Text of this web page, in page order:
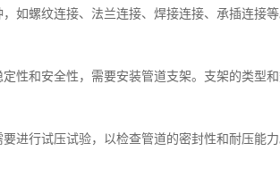
如螺纹连接、法兰连接、焊接连接、承插连接
性和安全性，需要安装管道支架。支架的类型
进行试压试验，以检查管道的密封性和耐压能